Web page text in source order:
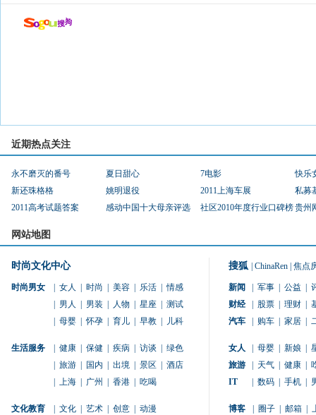
近期热点关注
永不磨灭的番号 夏日甜心 7电影
快乐
新还珠格格
姚明退役 2011上海车展
私募
2011高考试题答案
感动中国十大母亲评选 社区2010年度行业口碑榜贵州
网站地图
时尚文化中心
时尚男女 女人 时尚 美容 乐活
情感
男人 男装 人物 星座
测试
母婴 怀孕 育儿 早教 儿科
生活服务 健康 保健 疾病 访谈
绿色
旅游 国内 出境 景区
酒店
上海 广州 香港 吃喝
文化教育 文化 艺术 创意 动漫
搜狐 ChinaRen 焦点
新闻 军事 公益
财经
股票 理财
汽车
购车 家居
女人 母婴 新娘
旅游
天气 健康
IT
数码 手机
博客 圈子 邮箱